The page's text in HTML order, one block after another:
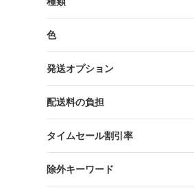
色
発送オプション
配送料の負担
タイムセール割引率
除外キーワード